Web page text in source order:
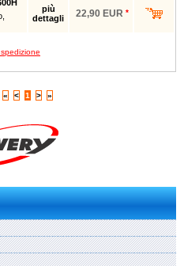
più
dettagli
22,90 EUR *
« < 1 > »